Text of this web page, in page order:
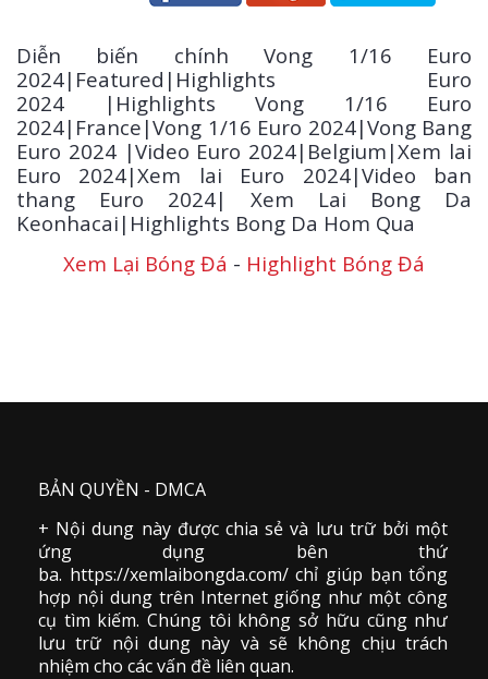
Diễn biến chính Vong 1/16 Euro
2024|Featured|Highlights Euro
2024 |Highlights Vong 1/16 Euro
2024|France |Vong 1/16 Euro 2024|Vong Bang
Euro 2024 |Video Euro 2024|Belgium|Xem lai
Euro 2024|Xem lai Euro 2024|Video ban
thang Euro 2024| Xem Lai Bong Da
Keonhacai|Highlights Bong Da Hom Qua
Xem Lại Bóng Đá - Highlight Bóng Đá
BẢN QUYỀN - DMCA
+ Nội dung này được chia sẻ và lưu trữ bởi một
ứng dụng bên thứ
ba. https://xemlaibongda.com/ chỉ giúp bạn tổng
hợp nội dung trên Internet giống như một công
cụ tìm kiếm. Chúng tôi không sở hữu cũng như
lưu trữ nội dung này và sẽ không chịu trách
nhiệm cho các vấn đề liên quan.